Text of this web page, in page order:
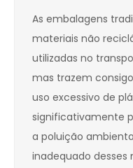
As embalagens
materiais não
utilizadas no
mas trazem
uso excessivo de
significativamente
a poluição
inadequado